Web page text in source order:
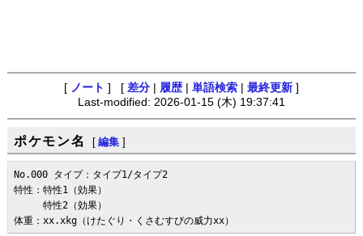
[ ノート ] [ 差分 履歴 単語検索 最終更新 ]
Last-modified: 2026-01-15 (木) 19:37:41
ポケモン名 [ 編集 ]
No.000 タイプ：タイプ1/タイプ2
特性：特性1（効果）
特性2（効果）
体重：xx.xkg（けたぐり・くさむすびの威力xx）